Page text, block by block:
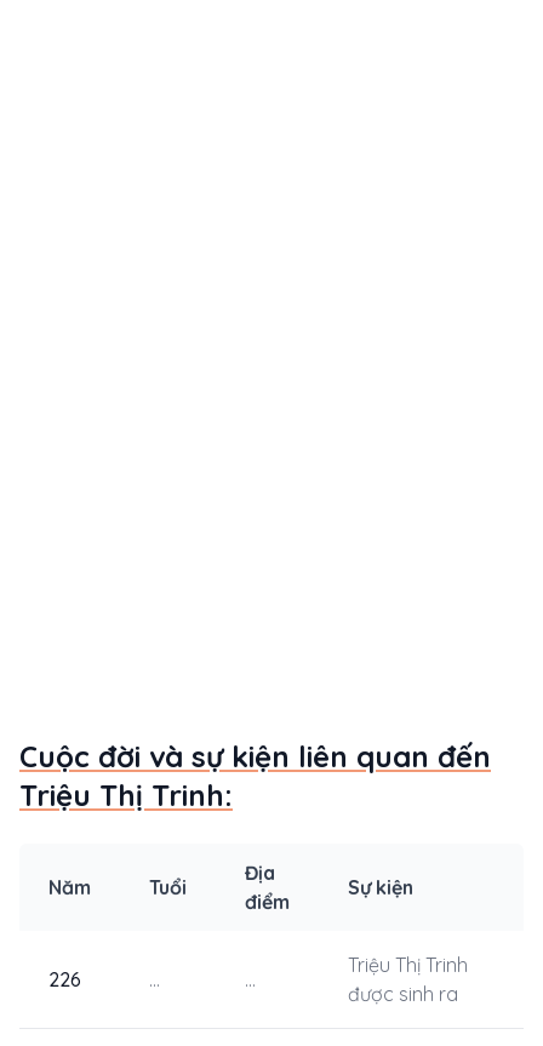
Cuộc đời và sự kiện liên quan đến
Triệu Thị Trinh:
Năm Tuổi
Địa
điểm
Sự kiện
226 ... ...
Triệu Thị Trinh
được sinh ra